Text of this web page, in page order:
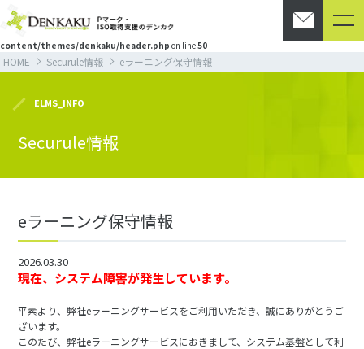
Warning: Undefined array key "HTTP_ACCEPT_LANGUAGE" in
/home/c0858090/public_html/denkaku.com/wp-
content/themes/denkaku/header.php on line50
HOME Securule情報 eラーニング保守情報
ELMS_INFO
Securule情報
eラーニング保守情報
2026.03.30
現在、システム障害が発生しています。
平素より、弊社eラーニングサービスをご利用いただき、誠にありがとうご
ざいます。
このたび、弊社eラーニングサービスにおきまして、システム基盤として利